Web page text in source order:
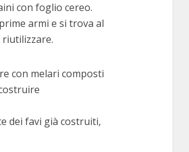
con foglio cereo.
armi e si trova al
con melari composti
dei favi già costruiti,